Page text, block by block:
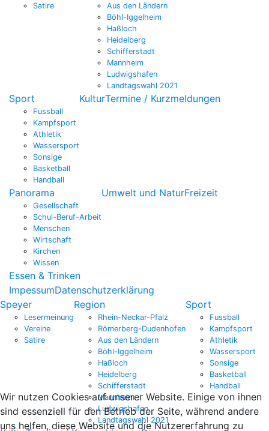
Satire
Aus den Ländern
Böhl-Iggelheim
Haßloch
Heidelberg
Schifferstadt
Mannheim
Ludwigshafen
Landtagswahl 2021
Sport
Fussball
Kampfsport
Athletik
Wassersport
Sonsige
Basketball
Handball
KulturTermine / Kurzmeldungen
Panorama
Gesellschaft
Schul-Beruf-Arbeit
Menschen
Wirtschaft
Kirchen
Wissen
Umwelt und NaturFreizeit
Essen & Trinken
ImpessumDatenschutzerklärung
Speyer
Lesermeinung
Vereine
Satire
Region
Rhein-Neckar-Pfalz
Römerberg-Dudenhofen
Aus den Ländern
Böhl-Iggelheim
Haßloch
Heidelberg
Schifferstadt
Mannheim
Ludwigshafen
Landtagswahl 2021
Sport
Fussball
Kampfsport
Athletik
Wassersport
Sonsige
Basketball
Handball
Wir nutzen Cookies auf unserer Website. Einige von ihnen
sind essenziell für den Betrieb der Seite, während andere
uns helfen, diese Website und die Nutzererfahrung zu